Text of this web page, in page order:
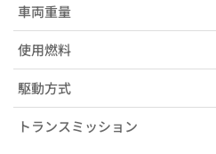
車両重量
使用燃料
駆動方式
トランスミッション